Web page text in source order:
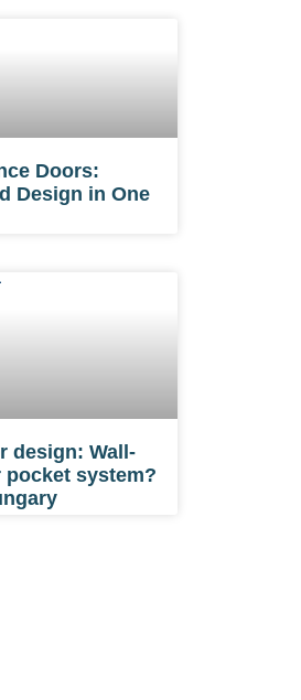
Doors:
Design in One
design: Wall-
pocket system?